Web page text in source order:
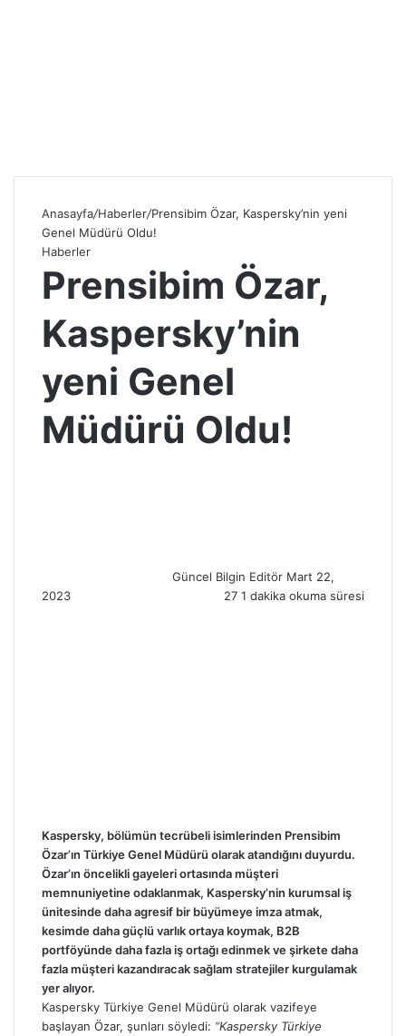
Anasayfa/Haberler/Prensibim Özar, Kaspersky’nin yeni
Genel Müdürü Oldu!
Haberler
Prensibim Özar,
Kaspersky’nin
yeni Genel
Müdürü Oldu!
Güncel Bilgin Editör e
m
Mart 22,
2023
27 1 dakika okuma süresi
Kaspersky, bölümün tecrübeli isimlerinden Prensibim
Özar’ın Türkiye Genel Müdürü olarak atandığını duyurdu.
Özar’ın öncelikli gayeleri ortasında müşteri
memnuniyetine odaklanmak, Kaspersky’nin kurumsal iş
ünitesinde daha agresif bir büyümeye imza atmak,
kesimde daha güçlü varlık ortaya koymak, B2B
portföyünde daha fazla iş ortağı edinmek ve şirkete daha
fazla müşteri kazandıracak sağlam stratejiler kurgulamak
yer alıyor.
Kaspersky Türkiye Genel Müdürü olarak vazifeye
başlayan Özar, şunları söyledi: “Kaspersky Türkiye